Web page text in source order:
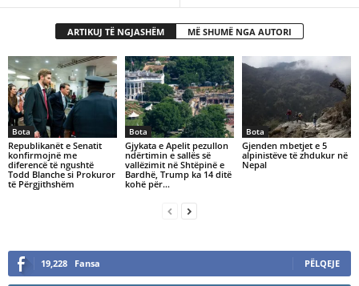
ARTIKUJ TË NGJASHËM MË SHUMË NGA AUTORI
Bota
Republikanët e Senatit
konfirmojnë me
diferencë të ngushtë
Todd Blanche si Prokuror
të Përgjithshëm
Bota
Gjykata e Apelit pezullon
ndërtimin e sallës së
vallëzimit në Shtëpinë e
Bardhë, Trump ka 14 ditë
kohë për…
Bota
Gjenden mbetjet e 5
alpinistëve të zhdukur në
Nepal
19,228 Fansa PËLQEJE